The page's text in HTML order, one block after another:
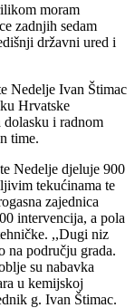
moram
zadnjih sedam
državni ured i
Nedelje Ivan Štimac
Hrvatske
dolasku i radnom
time.
Nedelje djeluje 900
tekućinama te
zajednica
intervencija, a pola
,,Dugi niz
na području grada.
su nabavka
u kemijskoj
g. Ivan Štimac.